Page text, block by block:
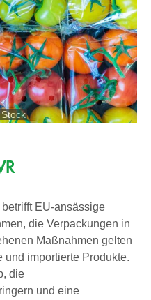
EU-ansässige
die Verpackungen in
Maßnahmen gelten
importierte Produkte.
die
und eine